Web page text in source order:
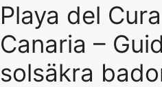
Playa del
Canaria –
solsäkra